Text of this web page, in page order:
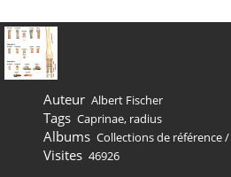
Auteur Albert Fischer
Tags Caprinae, radius
Albums Collections de référence/
Visites 46926